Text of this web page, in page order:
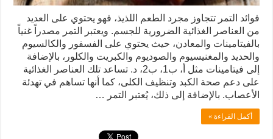
فوائد التمر تتجاوز مجرد الطعم اللذيذ، فهو يحتوي على العديد
من العناصر الغذائية الضرورية للجسم. ويعتبر التمر مصدراً غنياً
بالفيتامينات والمعادن، حيث يحتوي على الفسفور والكالسيوم
والحديد والمغنيسيوم والصوديوم والكبريت والكلور، بالإضافة
إلى فيتامينات مثل أ، ب1، ب2، د. تساعد تلك العناصر الغذائية
على دعم صحة الكبد وتنظيف الكلى، كما أنها تساهم في تهدئة
الأعصاب. بالإضافة إلى ذلك، يُعتبر التمر …
أكمل القراءة »